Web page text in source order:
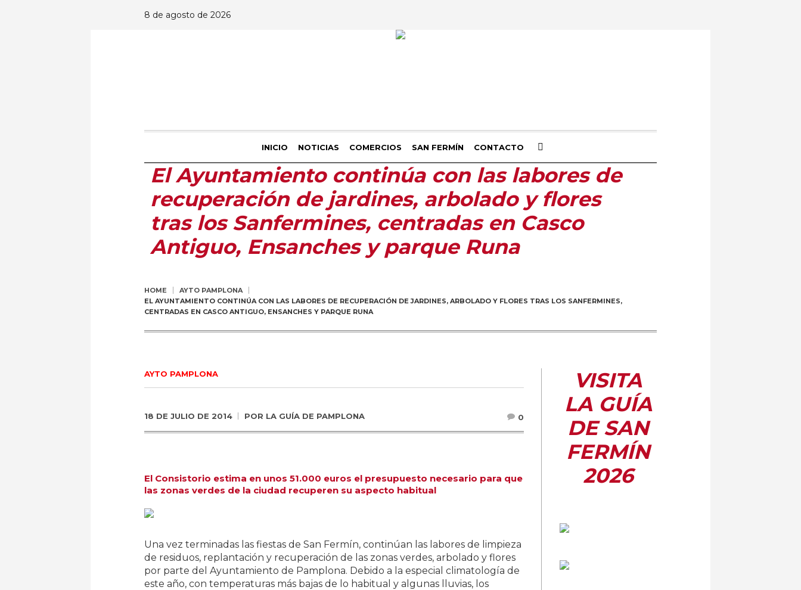
8 de agosto de 2026
INICIO NOTICIAS COMERCIOS SAN FERMÍN CONTACTO
El Ayuntamiento continúa con las labores de
recuperación de jardines, arbolado y flores
tras los Sanfermines, centradas en Casco
Antiguo, Ensanches y parque Runa
HOME
AYTO PAMPLONA
EL AYUNTAMIENTO CONTINÚA CON LAS LABORES DE RECUPERACIÓN DE JARDINES, ARBOLADO Y FLORES TRAS LOS SANFERMINES,
CENTRADAS EN CASCO ANTIGUO, ENSANCHES Y PARQUE RUNA
AYTO PAMPLONA
18 DE JULIO DE 2014 POR LA GUÍA DE PAMPLONA 0
El Consistorio estima en unos 51.000 euros el presupuesto necesario para que
las zonas verdes de la ciudad recuperen su aspecto habitual
Una vez terminadas las fiestas de San Fermín, continúan las labores de limpieza
de residuos, replantación y recuperación de las zonas verdes, arbolado y flores
por parte del Ayuntamiento de Pamplona. Debido a la especial climatología de
este año, con temperaturas más bajas de lo habitual y algunas lluvias, los
VISITA
LA GUÍA
DE SAN
FERMÍN
2026